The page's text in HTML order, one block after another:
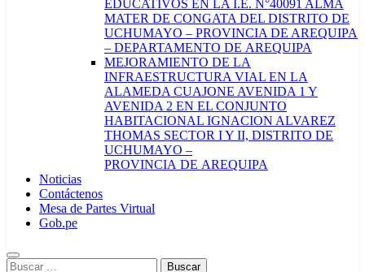
EDUCATIVOS EN LA I.E. N°40091 ALMA
MATER DE CONGATA DEL DISTRITO DE
UCHUMAYO – PROVINCIA DE AREQUIPA
– DEPARTAMENTO DE AREQUIPA
MEJORAMIENTO DE LA
INFRAESTRUCTURA VIAL EN LA
ALAMEDA CUAJONE AVENIDA 1 Y
AVENIDA 2 EN EL CONJUNTO
HABITACIONAL IGNACION ALVAREZ
THOMAS SECTOR I Y II, DISTRITO DE
UCHUMAYO –
PROVINCIA DE AREQUIPA
Noticias
Contáctenos
Mesa de Partes Virtual
Gob.pe
Buscar: